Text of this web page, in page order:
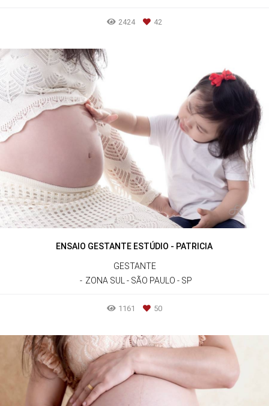
2424 42
ENSAIO GESTANTE ESTÚDIO - PATRICIA
GESTANTE
ZONA SUL - SÃO PAULO - SP
1161 50